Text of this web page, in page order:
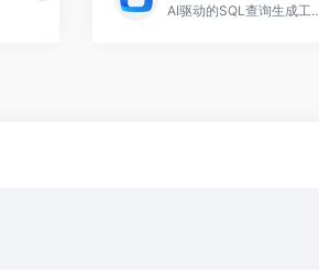
AI驱动的SQL查询生成工具，